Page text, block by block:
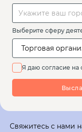
Выберите сферу
Торговая
Я даю согласие на
Свяжитесь с нами